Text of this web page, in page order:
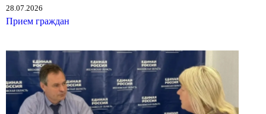
28.07.2026
Прием граждан